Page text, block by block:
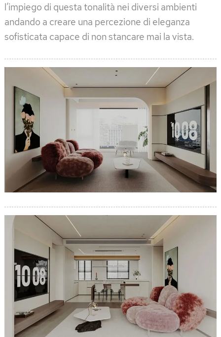
l’impiego di questa tonalità nei diversi ambienti
andando a creare una percezione di eleganza
sofisticata capace di non stancare mai la vista.